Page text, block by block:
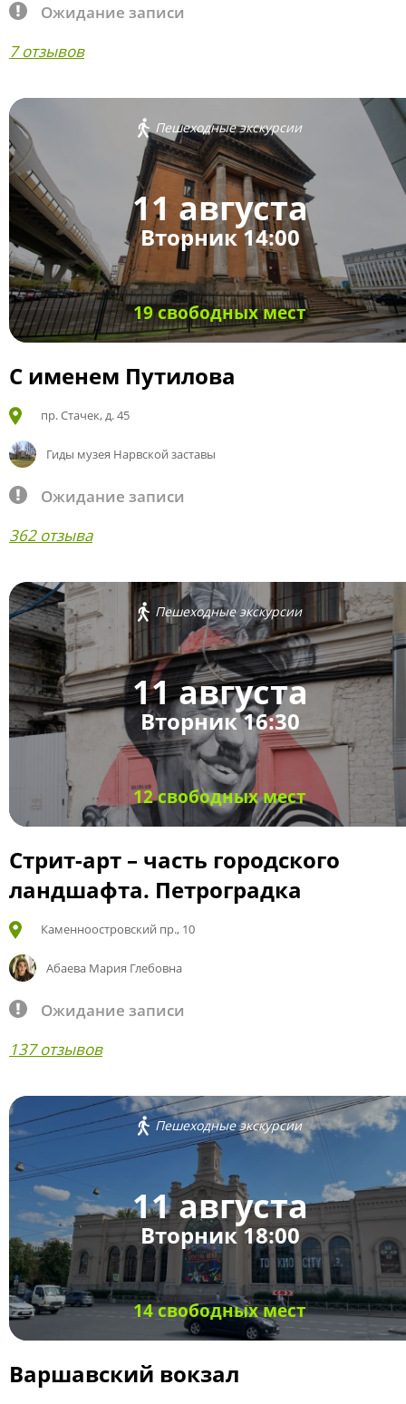
Ожидание записи
7 отзывов
Пешеходные экскурсии
11 августа
Вторник 14:00
19 свободных мест
С именем Путилова
пр. Стачек, д. 45
Гиды музея Нарвской заставы
Ожидание записи
362 отзыва
Пешеходные экскурсии
11 августа
Вторник 16:30
12 свободных мест
Стрит-арт – часть городского
ландшафта. Петроградка
Каменноостровский пр., 10
Абаева Мария Глебовна
Ожидание записи
137 отзывов
Пешеходные экскурсии
11 августа
Вторник 18:00
14 свободных мест
Варшавский вокзал